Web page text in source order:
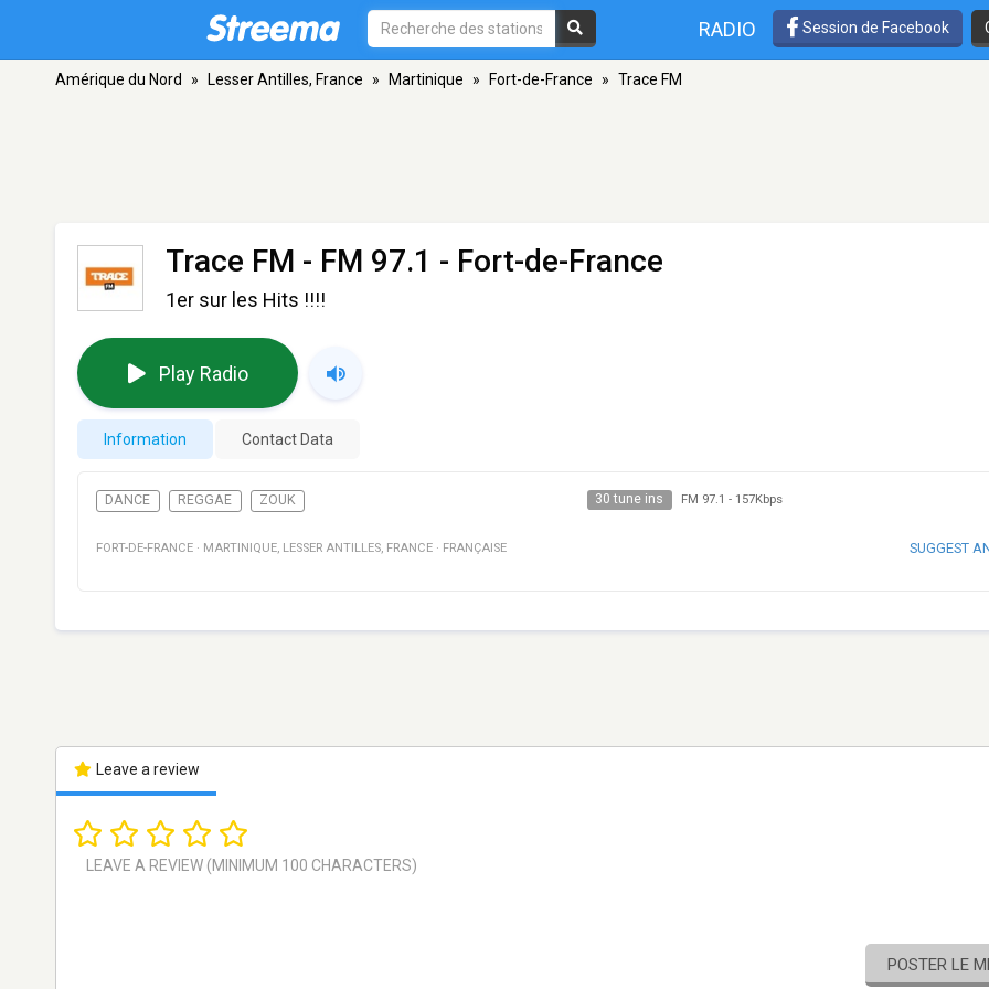
RADIO Session de Facebook
Amérique du Nord » Lesser Antilles, France » Martinique » Fort-de-France » Trace FM
Trace FM - FM 97.1 - Fort-de-France
1er sur les Hits !!!!
Play Radio
Information Contact Data
DANCE REGGAE ZOUK 30 tune ins FM 97.1 - 157Kbps
FORT-DE-FRANCE · MARTINIQUE, LESSER ANTILLES, FRANCE · FRANÇAISE SUGGEST
Leave a review
POSTER LE